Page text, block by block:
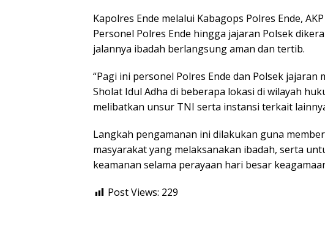
Kapolres Ende melalui Kabagops Polres Ende,
Personel Polres Ende hingga jajaran Polsek
jalannya ibadah berlangsung aman dan tertib.
“Pagi ini personel Polres Ende dan Polsek
Sholat Idul Adha di beberapa lokasi di wilayah
melibatkan unsur TNI serta instansi terkait
Langkah pengamanan ini dilakukan guna
masyarakat yang melaksanakan ibadah, serta
keamanan selama perayaan hari besar
Post Views: 229